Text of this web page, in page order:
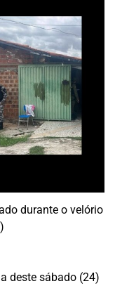
durante o velório
deste sábado (24)